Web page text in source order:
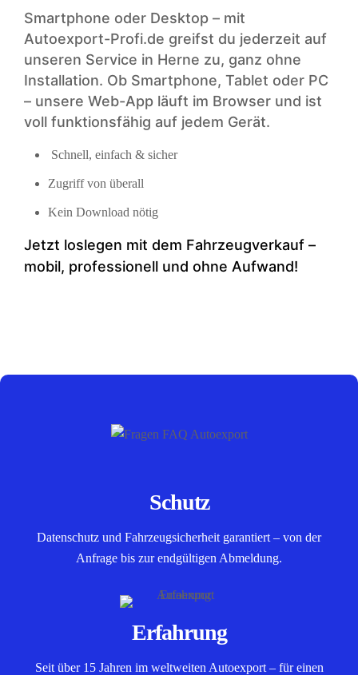
Smartphone oder Desktop – mit
Autoexport-Profi.de greifst du jederzeit auf
unseren Service in Herne zu, ganz ohne
Installation. Ob Smartphone, Tablet oder PC
– unsere Web-App läuft im Browser und ist
voll funktionsfähig auf jedem Gerät.
Schnell, einfach & sicher
Zugriff von überall
Kein Download nötig
Jetzt loslegen mit dem Fahrzeugverkauf –
mobil, professionell und ohne Aufwand!
Schutz
Datenschutz und Fahrzeugsicherheit garantiert – von der
Anfrage bis zur endgültigen Abmeldung.
Erfahrung
Seit über 15 Jahren im weltweiten Autoexport – für einen